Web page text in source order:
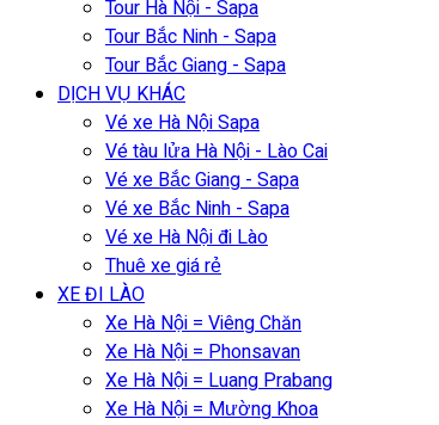
Tour Hà Nội - Sapa
Tour Bắc Ninh - Sapa
Tour Bắc Giang - Sapa
DỊCH VỤ KHÁC
Vé xe Hà Nội Sapa
Vé tàu lửa Hà Nội - Lào Cai
Vé xe Bắc Giang - Sapa
Vé xe Bắc Ninh - Sapa
Vé xe Hà Nội đi Lào
Thuê xe giá rẻ
XE ĐI LÀO
Xe Hà Nội = Viêng Chăn
Xe Hà Nội = Phonsavan
Xe Hà Nội = Luang Prabang
Xe Hà Nội = Mường Khoa